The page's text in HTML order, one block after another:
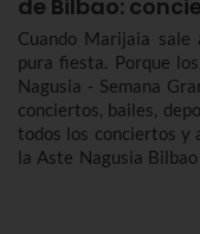
de Bilbao:
Cuando Marijaia
pura fiesta. Porque
Nagusia - Semana
conciertos, bailes,
todos los conciertos y
la Aste Nagusia